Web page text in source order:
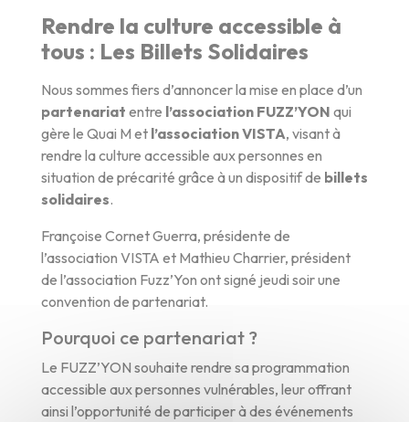
Rendre la culture accessible à
tous : Les Billets Solidaires
Nous sommes fiers d’annoncer la mise en place d’un
partenariat entre l’association FUZZ’YON qui
gère le Quai M et l’association VISTA, visant à
rendre la culture accessible aux personnes en
situation de précarité grâce à un dispositif de billets
solidaires.
Françoise Cornet Guerra, présidente de
l’association VISTA et Mathieu Charrier, président
de l’association Fuzz’Yon ont signé jeudi soir une
convention de partenariat.
Pourquoi ce partenariat ?
Le FUZZ’YON souhaite rendre sa programmation
accessible aux personnes vulnérables, leur offrant
ainsi l’opportunité de participer à des événements